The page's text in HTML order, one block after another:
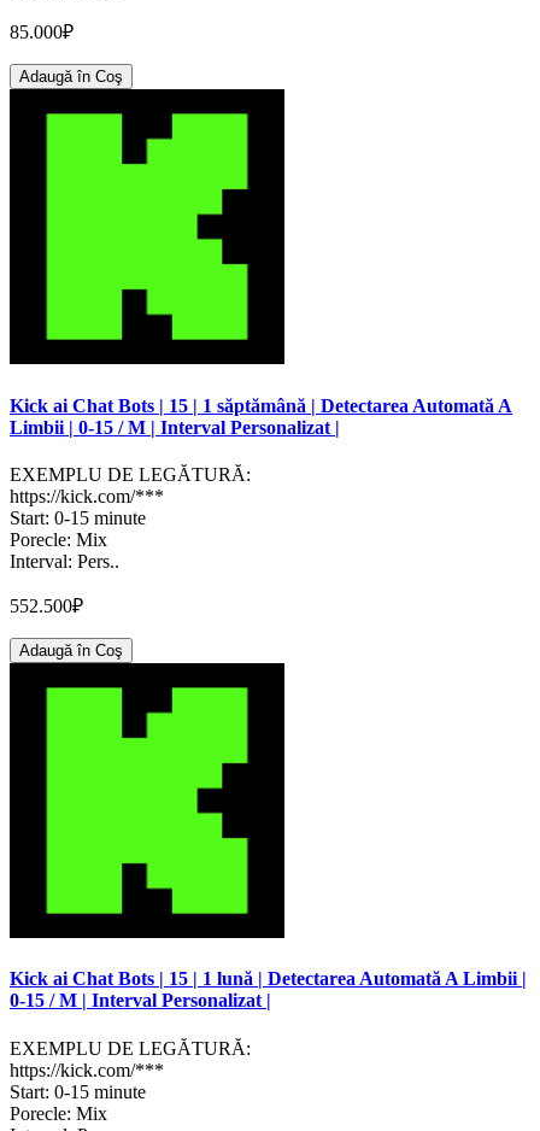
85.000₽
Adaugă în Coş
Kick ai Chat Bots | 15 | 1 săptămână | Detectarea Automată A
Limbii | 0-15 / M | Interval Personalizat |
EXEMPLU DE LEGĂTURĂ:
https://kick.com/***
Start: 0-15 minute
Porecle: Mix
Interval: Pers..
552.500₽
Adaugă în Coş
Kick ai Chat Bots | 15 | 1 lună | Detectarea Automată A Limbii |
0-15 / M | Interval Personalizat |
EXEMPLU DE LEGĂTURĂ:
https://kick.com/***
Start: 0-15 minute
Porecle: Mix